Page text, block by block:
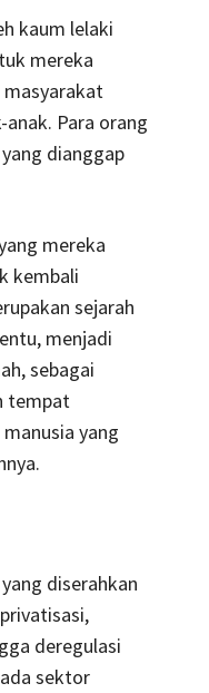
kaum lelaki
mereka
Para orang
dianggap
mereka
kembali
sejarah
menjadi
sebagai
tempat
yang
diserahkan
deregulasi
sektor